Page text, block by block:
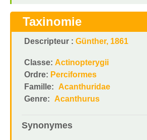
Taxinomie
Descripteur : Günther, 1861
Classe: Actinopterygii
Ordre: Perciformes
Famille: Acanthuridae
Genre: Acanthurus
Synonymes